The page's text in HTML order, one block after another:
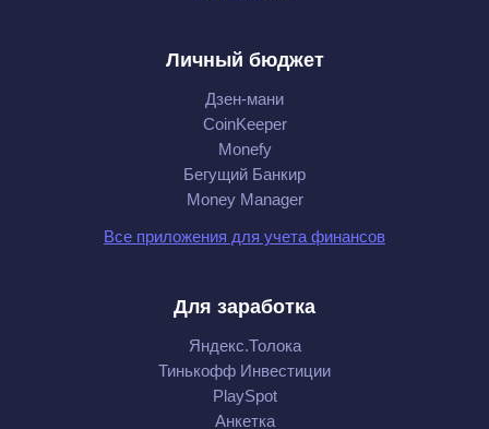
Личный бюджет
Дзен-мани
CoinKeeper
Monefy
Бегущий Банкир
Money Manager
Все приложения для учета финансов
Для заработка
Яндекс.Толока
Тинькофф Инвестиции
PlaySpot
Анкетка